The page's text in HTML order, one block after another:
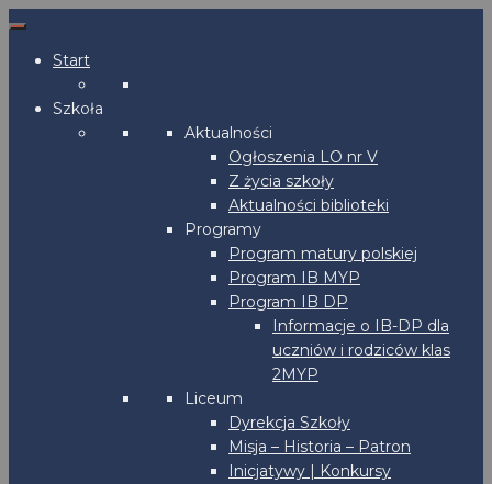
Start
Szkoła
Aktualności
Ogłoszenia LO nr V
Z życia szkoły
Aktualności biblioteki
Programy
Program matury polskiej
Program IB MYP
Program IB DP
Informacje o IB-DP dla
uczniów i rodziców klas
2MYP
Liceum
Dyrekcja Szkoły
Misja – Historia – Patron
Inicjatywy | Konkursy